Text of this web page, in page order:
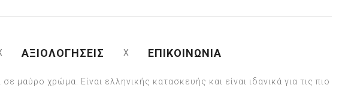
ΑΞΙΟΛΟΓΗΣΕΙΣ ΕΠΙΚΟΙΝΩΝΙΑ
μαύρο χρώμα. Είναι ελληνικής κατασκευής και είναι ιδανικά για τις πιο